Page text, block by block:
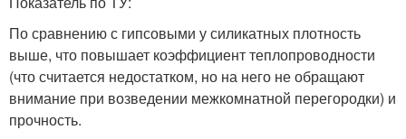
По сравнению с гипсовыми у силикатных плотность
выше, что повышает коэффициент теплопроводности
(что считается недостатком, но на него не обращают
внимание при возведении межкомнатной перегородки) и
прочность.